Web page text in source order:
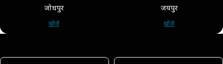
जोधपुर
खोजें
जयपुर
खोजें